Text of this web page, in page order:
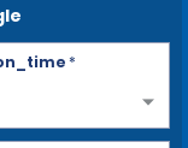
*